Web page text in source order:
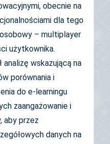
obecnie na
dla tego
– multiplayer
użytkownika.
wskazującą na
porównania i
do e-learningu
zaangażowanie i
aby przez
danych na